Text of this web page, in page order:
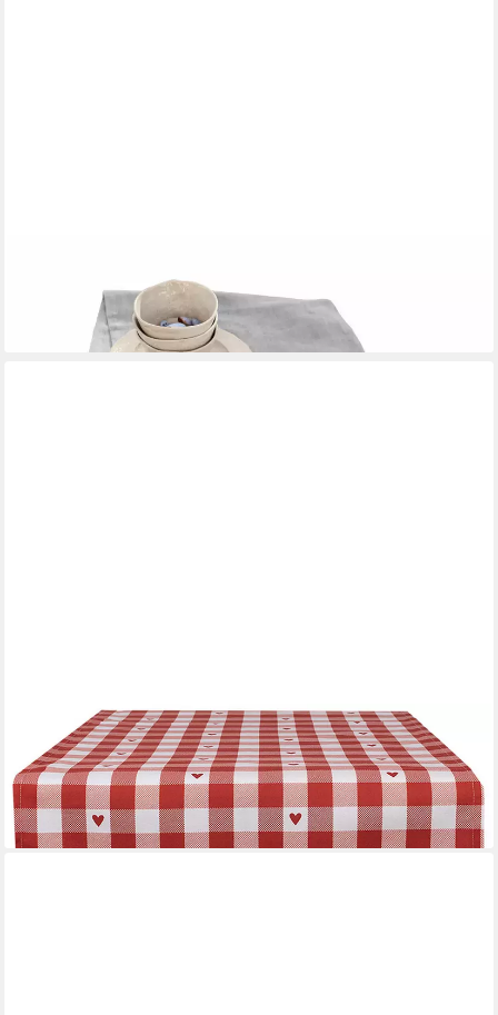
Tischläufer Tischläufer Bursinel grau
lieferbar - in 3-4 Werktagen bei dir
CLAYRE & EEF
Tischläufer Love it (1-tlg, 1-teilig), Tischläufer Tischdecke
ca.50x160cm Baumwolle
24,95 €
lieferbar - in 3-4 Werktagen bei dir